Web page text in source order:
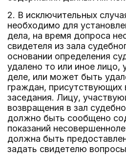
2. В исключительных
необходимо для
дела, на время допроса
свидетеля из зала
основании определения
удалено то или иное лицо,
деле, или может быть
граждан, присутствующих
заседания. Лицу,
возвращения в зал
должно быть сообщено
показаний
должна быть
задать свидетелю